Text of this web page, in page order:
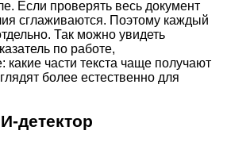
Если проверять весь документ
сглаживаются. Поэтому каждый
Так можно увидеть
по работе,
какие части текста чаще получают
более естественно для
детектор